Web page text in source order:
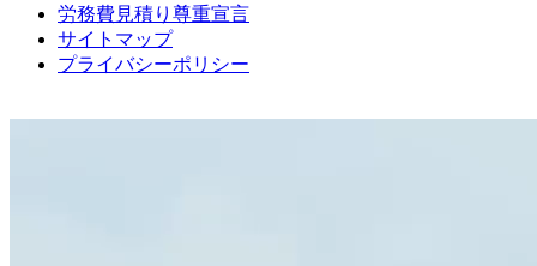
労務費見積り尊重宣言
サイトマップ
プライバシーポリシー